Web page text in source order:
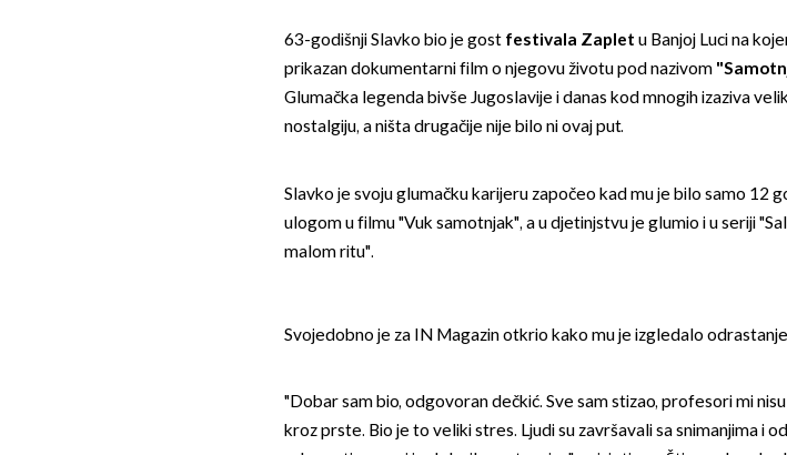
63-godišnji Slavko bio je gostfestivala Zaplet u Banjoj Luci na
prikazan dokumentarni film o njegovu životu pod nazivom
Glumačka legenda bivše Jugoslavije i danas kod mnogih izaziva
nostalgiju, a ništa drugačije nije bilo ni ovaj put.
Slavko je svoju glumačku karijeru započeo kad mu je bilo samo 12
ulogom u filmu "Vuk samotnjak", a u djetinjstvu je glumio i u seriji
malom ritu".
Svojedobno je za IN Magazin otkrio kako mu je izgledalo
"Dobar sam bio, odgovoran dečkić. Sve sam stizao, profesori mi
kroz prste. Bio je to veliki stres. Ljudi su završavali sa snimanjima i